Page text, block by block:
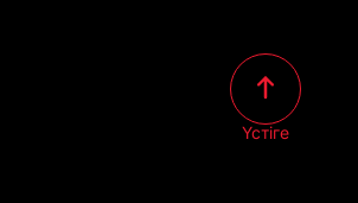
Үстіге